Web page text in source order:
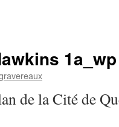
1a_wp
de la Cité de